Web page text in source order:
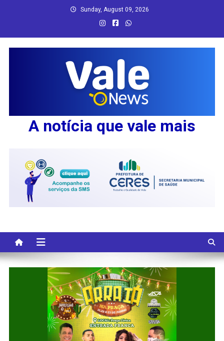
Sunday, August 09, 2026
A notícia que vale mais